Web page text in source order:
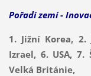
Pořadí zemí -
1. Jižní Korea, 2.
Izrael, 6. USA, 7.
Velká Británie,